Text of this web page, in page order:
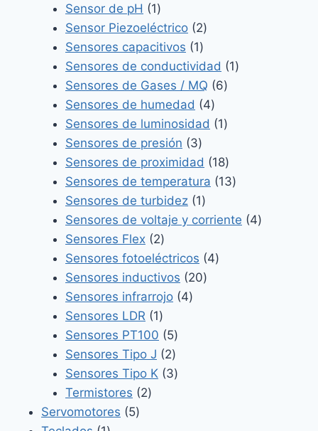
Sensor de pH 11
producto
Sensor Piezoeléctrico 22
productos
Sensores capacitivos 11
producto
Sensores de conductividad 11
Sensores de Gases / MQ 66
Sensores de humedad 44
productos
Sensores de luminosidad 11
Sensores de presión 33
productos
Sensores de proximidad 1818
productos
Sensores de temperatura 1313
Sensores de turbidez 11
producto
Sensores de voltaje y corriente 44
Sensores Flex 22
productos
Sensores fotoeléctricos 44
Sensores inductivos 2020
Sensores infrarrojo 44
Sensores LDR 11
producto
Sensores PT100 55
productos
Sensores Tipo J 22
productos
Sensores Tipo K 33
Termistores 22
Servomotores 55